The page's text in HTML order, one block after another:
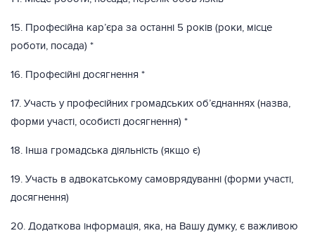
15. Професійна кар’єра за останні 5 років (роки, місце
роботи, посада) *
16. Професійні досягнення *
17. Участь у професійних громадських об’єднаннях (назва,
форми участі, особисті досягнення) *
18. Інша громадська діяльність (якщо є)
19. Участь в адвокатському самоврядуванні (форми участі,
досягнення)
20. Додаткова інформація, яка, на Вашу думку, є важливою